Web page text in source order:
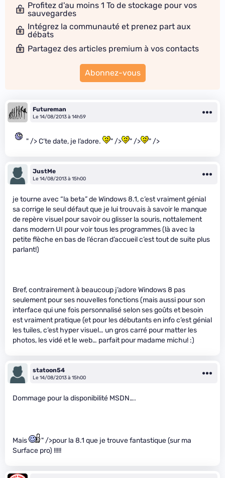
Profitez d'au moins 1 To de stockage pour vos
sauvegardes
Intégrez la communauté et prenez part aux
débats
Partagez des articles premium à vos contacts
Abonnez-vous
Futureman
Le 14/08/2013 à 14h59
" /> C’te date, je l’adore. " /> " /> " />
JustMe
Le 14/08/2013 à 15h00
je tourne avec “la beta” de Windows 8.1, c’est vraiment génial
sa corrige le seul défaut que je lui trouvais à savoir le manque
de repère visuel pour savoir ou glisser la souris, nottalement
dans modern UI pour voir tous les programmes (là avec la
petite flèche en bas de l’écran d’accueil c’est tout de suite plus
parlant!)
Bref, contrairement à beaucoup j’adore Windows 8 pas
seulement pour ses nouvelles fonctions (mais aussi pour son
interface qui une fois personnalisé selon ses goûts et besoin
est vraiment pratique (et pour les débutants en info c’est génial
les tuiles, c’est hyper visuel… un gros carré pour matter les
photos, les vidé et le web… parfait pour madame michu! :)
statoon54
Le 14/08/2013 à 15h00
Dommage pour la disponibilité MSDN….
Mais
" />pour la 8.1 que je trouve fantastique (sur ma
Surface pro) !!!!!